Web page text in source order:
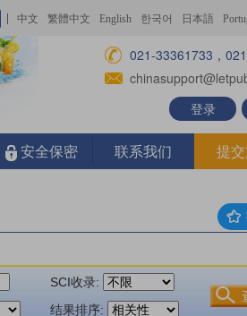
中文 繁體中文 English 한국어 日本語
021-33361733，
登录
安全保密 联系我们 提
SCI收录:
结果排序: